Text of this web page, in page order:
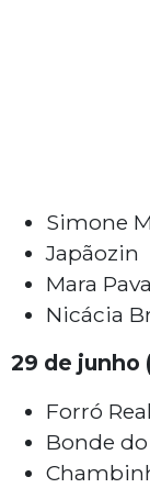
Simone
Japãozin
Mara
Nicácia
29 de junho
Forró Real
Bonde